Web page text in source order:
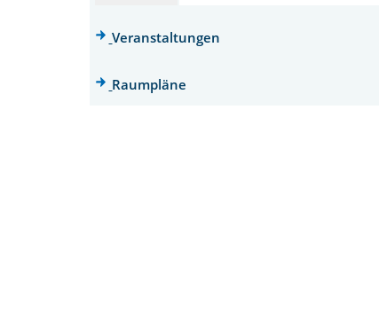
Veranstaltungen
Raumpläne